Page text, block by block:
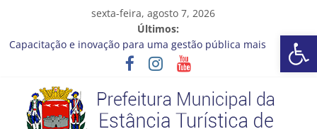
Barra de Ferramentas Aberta
sexta-feira, agosto 7, 2026
Últimos:
Capacitação e inovação para uma gestão pública mais
Seu próximo emprego pode estar mais perto do que você
imagina
Novo curso no Qualifica Guará
Prefeitura de Guaratinguetá divulga novo cronograma dos